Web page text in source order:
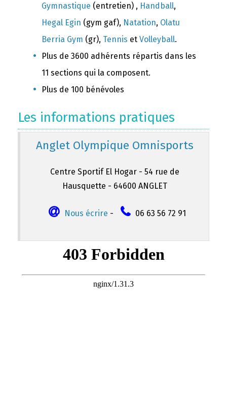
Gymnastique (entretien) , Handball,
Hegal Egin (gym gaf), Natation, Olatu
Berria Gym (gr), Tennis et Volleyball.
Plus de 3600 adhérents répartis dans les
11 sections qui la composent.
Plus de 100 bénévoles
Les informations pratiques
Anglet Olympique Omnisports
Centre Sportif El Hogar - 54 rue de
Hausquette - 64600 ANGLET
Nous écrire - 06 63 56 72 91